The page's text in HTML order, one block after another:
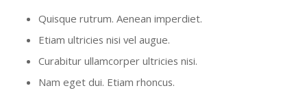
Quisque rutrum. Aenean imperdiet.
Etiam ultricies nisi vel augue.
Curabitur ullamcorper ultricies nisi.
Nam eget dui. Etiam rhoncus.